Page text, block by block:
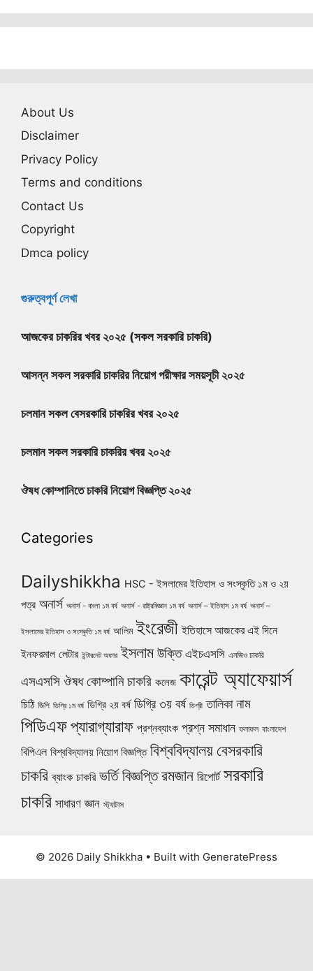
About Us
Disclaimer
Privacy Policy
Terms and conditions
Contact Us
Copyright
Dmca policy
গুরুত্বপূর্ণ লেখা
আজকের চাকরির খবর ২০২৫ (সকল সরকারি চাকরি)
আসন্ন সকল সরকারি চাকরির নিয়োগ পরীক্ষার সময়সূচী ২০২৫
চলমান সকল বেসরকারি চাকরির খবর ২০২৫
চলমান সকল সরকারি চাকরির খবর ২০২৫
ঔষধ কোম্পানিতে চাকরি নিয়োগ বিজ্ঞপ্তি ২০২৫
Categories
Dailyshikkha HSC - ইসলামের ইতিহাস ও সংস্কৃতি ১ম ও ২য়
পত্র অনার্স অনার্স - বাংলা ১ম বর্ষ অনার্স - রাষ্ট্রবিজ্ঞান ১ম বর্ষ অনার্স – ইতিহাস ১ম বর্ষ অনার্স –
ইসলামের ইতিহাস ও সংস্কৃতি ১ম বর্ষ আলিম ইংরেজী ইতিহাসে আজকের এই দিনে
ইনফরমাল লেটার ইন্টারনেট অফার ইসলাম উক্তি এইচএসসি এনজিও চাকরি
এসএসসি ঔষধ কোম্পানি চাকরি কলেজ কারেন্ট অ্যাফেয়ার্স
চিঠি জিপি ডিগ্রি ১ম বর্ষ ডিগ্রি ২য় বর্ষ ডিগ্রি ৩য় বর্ষ ডিগ্রী তালিকা নাম
পিডিএফপ্যারাগ্যারাফ প্রশ্নব্যাংক প্রশ্ন সমাধান ফলাফল বাংলাদেশ
বিপিএল বিশ্ববিদ্যালয় নিয়োগ বিজ্ঞপ্তি বিশ্ববিদ্যালয়বেসরকারি
চাকরি ব্যাংক চাকরি ভর্তি বিজ্ঞপ্তিরমজান রিপোর্ট সরকারি
চাকরি সাধারণ জ্ঞান স্ট্যাটাস
© 2026 Daily Shikkha • Built with GeneratePress